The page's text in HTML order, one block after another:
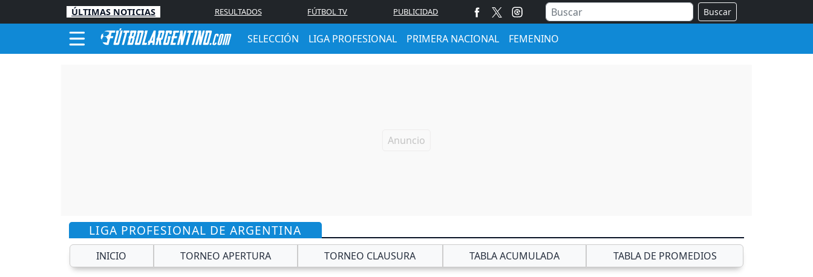
ÚLTIMAS NOTICIAS RESULTADOS FÚTBOL TV PUBLICIDAD Buscar
SELECCIÓN LIGA PROFESIONAL PRIMERA NACIONAL FEMENINO
LIGA PROFESIONAL DE ARGENTINA
INICIO TORNEO APERTURA TORNEO CLAUSURA TABLA ACUMULADA TABLA DE PROMEDIOS